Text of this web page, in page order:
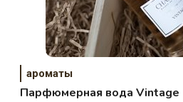
ароматы
Парфюмерная вода Vintage